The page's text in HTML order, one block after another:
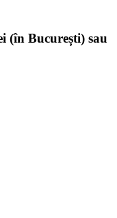
(în București) sau